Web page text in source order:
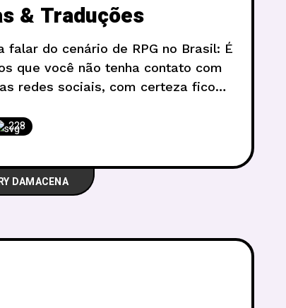
& Traduções
do cenário de RPG no Brasil: É
que você não tenha contato com
redes sociais, com certeza ficou
228
DAMACENA